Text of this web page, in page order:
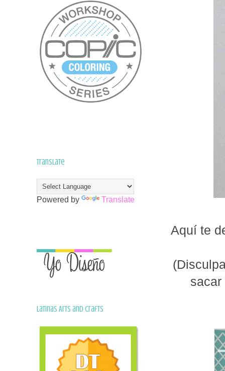
Aquí te
sacar
Translate
Powered by Translate
Latinas Arts and Crafts